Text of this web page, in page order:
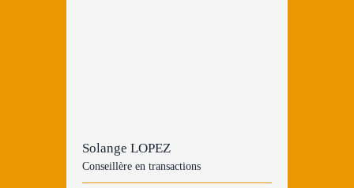
Solange LOPEZ
Conseillère en transactions